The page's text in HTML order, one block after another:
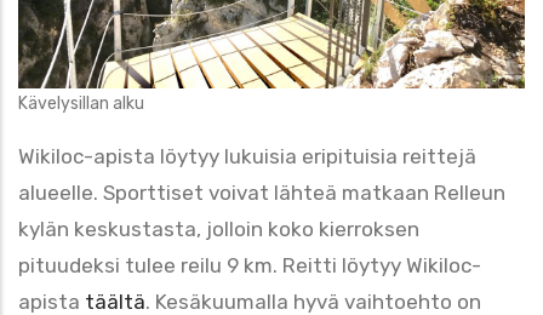
Kävelysillan alku
Wikiloc-apista löytyy lukuisia eripituisia reittejä
alueelle. Sporttiset voivat lähteä matkaan Relleun
kylän keskustasta, jolloin koko kierroksen
pituudeksi tulee reilu 9 km. Reitti löytyy Wikiloc-
apista täältä. Kesäkuumalla hyvä vaihtoehto on